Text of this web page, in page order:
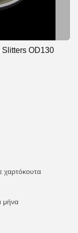
Slitters OD130
χαρτόκουτα
μήνα